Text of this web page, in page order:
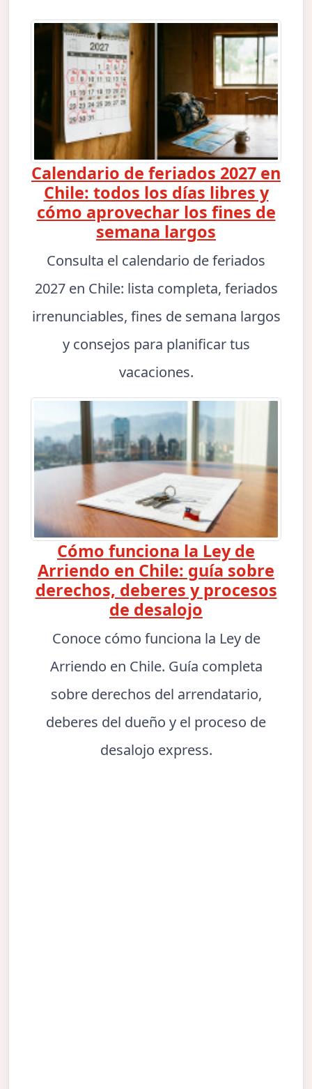
Calendario de feriados 2027 en
Chile: todos los días libres y
cómo aprovechar los fines de
semana largos
Consulta el calendario de feriados
2027 en Chile: lista completa, feriados
irrenunciables, fines de semana largos
y consejos para planificar tus
vacaciones.
Cómo funciona la Ley de
Arriendo en Chile: guía sobre
derechos, deberes y procesos
de desalojo
Conoce cómo funciona la Ley de
Arriendo en Chile. Guía completa
sobre derechos del arrendatario,
deberes del dueño y el proceso de
desalojo express.